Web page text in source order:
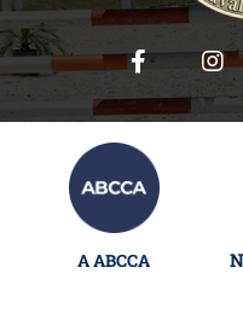
A ABCCA